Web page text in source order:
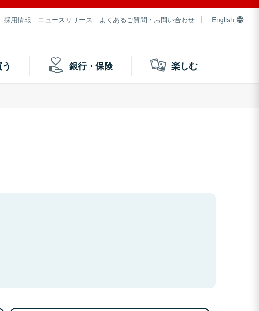
採用情報 ニュースリリース よくあるご質問・お問い合わせ English
銀行・保険 楽しむ